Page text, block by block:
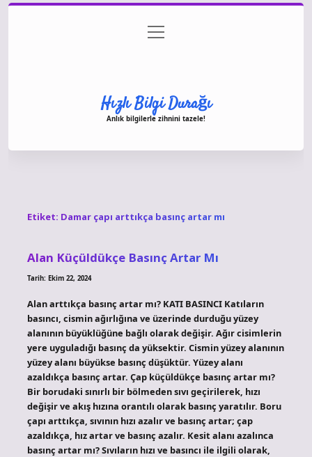
Gizlilik Politikası
menüyü
aç
Hızlı Bilgi Durağı
Anlık bilgilerle zihnini tazele!
Etiket: Damar çapı arttıkça basınç artar mı
Alan Küçüldükçe Basınç Artar Mı
Tarih: Ekim 22, 2024
Alan arttıkça basınç artar mı? KATI BASINCI Katıların
basıncı, cismin ağırlığına ve üzerinde durduğu yüzey
alanının büyüklüğüne bağlı olarak değişir. Ağır cisimlerin
yere uyguladığı basınç da yüksektir. Cismin yüzey alanının
yüzey alanı büyükse basınç düşüktür. Yüzey alanı
azaldıkça basınç artar. Çap küçüldükçe basınç artar mı?
Bir borudaki sınırlı bir bölmeden sıvı geçirilerek, hızı
değişir ve akış hızına orantılı olarak basınç yaratılır. Boru
çapı arttıkça, sıvının hızı azalır ve basınç artar; çap
azaldıkça, hız artar ve basınç azalır. Kesit alanı azalınca
basınç artar mı? Sıvıların hızı ve basıncı ile ilgili olarak,